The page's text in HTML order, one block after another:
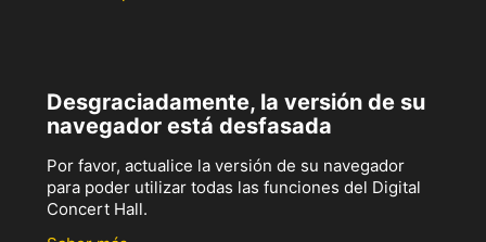
Desgraciadamente, la versión de su
navegador está desfasada
Por favor, actualice la versión de su navegador
para poder utilizar todas las funciones del Digital
Concert Hall.